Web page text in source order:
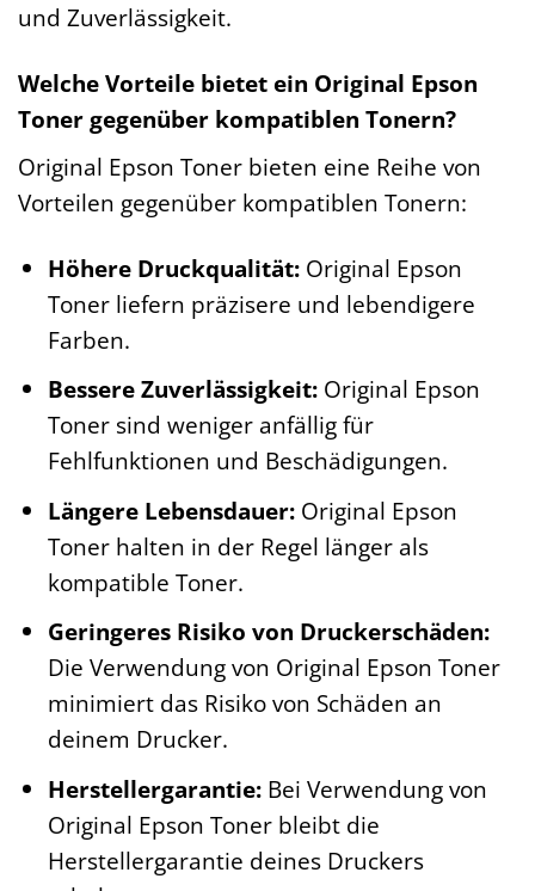
und Zuverlässigkeit.
Welche Vorteile bietet ein Original Epson
Toner gegenüber kompatiblen Tonern?
Original Epson Toner bieten eine Reihe von
Vorteilen gegenüber kompatiblen Tonern:
Höhere Druckqualität:Original Epson
Toner liefern präzisere und lebendigere
Farben.
Bessere Zuverlässigkeit:Original Epson
Toner sind weniger anfällig für
Fehlfunktionen und Beschädigungen.
Längere Lebensdauer:Original Epson
Toner halten in der Regel länger als
kompatible Toner.
Geringeres Risiko von Druckerschäden:
Die Verwendung von Original Epson Toner
minimiert das Risiko von Schäden an
deinem Drucker.
Herstellergarantie:Bei Verwendung von
Original Epson Toner bleibt die
Herstellergarantie deines Druckers